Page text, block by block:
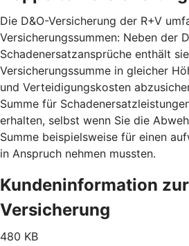
Die D&O-Versicherung der R+V
Versicherungssummen: Neben der
Schadenersatzansprüche enthält
Versicherungssumme in gleicher
und Verteidigungskosten
Summe für
erhalten, selbst wenn Sie die
Summe beispielsweise für einen
in Anspruch nehmen mussten.
Kundeninformation
Versicherung
480 KB